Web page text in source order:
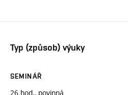
Typ (způsob) výuky
SEMINÁŘ
26 hod., povinná